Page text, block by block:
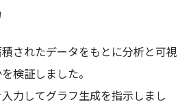
されたデータをもとに分析と可視
検証しました。
力してグラフ生成を指示しまし